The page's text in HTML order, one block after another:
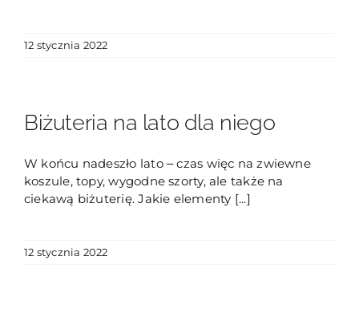
12 stycznia 2022
Biżuteria na lato dla niego
W końcu nadeszło lato ‒ czas więc na zwiewne
koszule, topy, wygodne szorty, ale także na
ciekawą biżuterię. Jakie elementy [...]
12 stycznia 2022